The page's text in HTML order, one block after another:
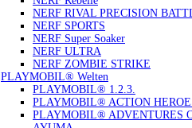
NERF RIVAL PRECISION
NERF SPORTS
NERF Super Soaker
NERF ULTRA
NERF ZOMBIE STRIKE
PLAYMOBIL® Welten
PLAYMOBIL® 1.2.3.
PLAYMOBIL® ACTION
PLAYMOBIL® ADVENTURES